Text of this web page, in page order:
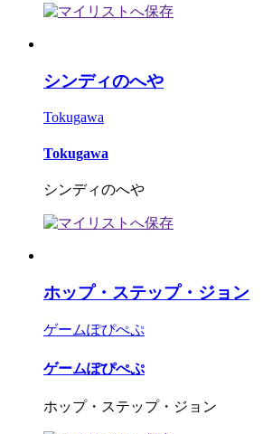
シンディのへや
Tokugawa
Tokugawa
シンディのへや
ホップ・ステップ・ジョン
ゲームぽぴぺぷ
ゲームぽぴぺぷ
ホップ・ステップ・ジョン